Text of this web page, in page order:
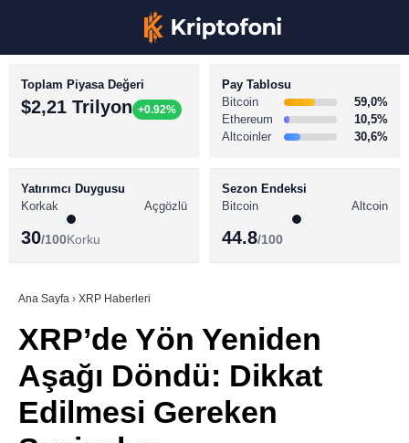
Youtube
TikTok
BİTCOİN HABERLERİ
ALTCOİN HABERLERİ
SÖZLÜK
Toplam Piyasa Değeri
$2,21 Trilyon +0.92%
Pay Tablosu
Bitcoin
59,0%
Ethereum
10,5%
Altcoinler
30,6%
Yatırımcı Duygusu
Korkak
Açgözlü
30/100Korku
Sezon Endeksi
Bitcoin
Altcoin
44.8/100
Ana Sayfa › XRP Haberleri
XRP’de Yön Yeniden
Aşağı Döndü: Dikkat
Edilmesi Gereken